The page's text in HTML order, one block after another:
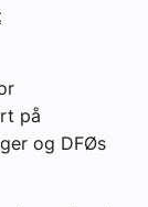
på
og DFØs